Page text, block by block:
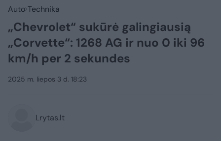
Auto Technika
„Chevrolet“ sukūrė galingiausią
„Corvette“: 1268 AG ir nuo 0 iki 96
km/h per 2 sekundes
2025 m. liepos 3 d. 18:23
Lrytas.lt